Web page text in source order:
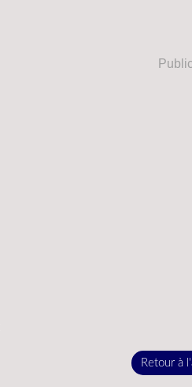
Retour à